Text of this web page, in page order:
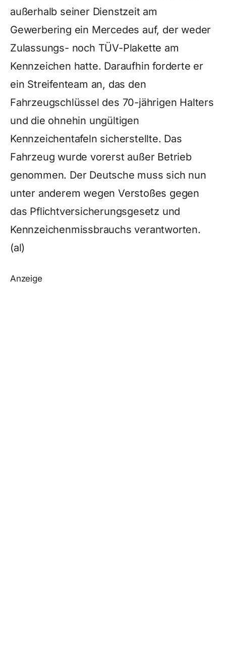
außerhalb seiner Dienstzeit am
Gewerbering ein Mercedes auf, der weder
Zulassungs- noch TÜV-Plakette am
Kennzeichen hatte. Daraufhin forderte er
ein Streifenteam an, das den
Fahrzeugschlüssel des 70-jährigen Halters
und die ohnehin ungültigen
Kennzeichentafeln sicherstellte. Das
Fahrzeug wurde vorerst außer Betrieb
genommen. Der Deutsche muss sich nun
unter anderem wegen Verstoßes gegen
das Pflichtversicherungsgesetz und
Kennzeichenmissbrauchs verantworten.
(al)
Anzeige